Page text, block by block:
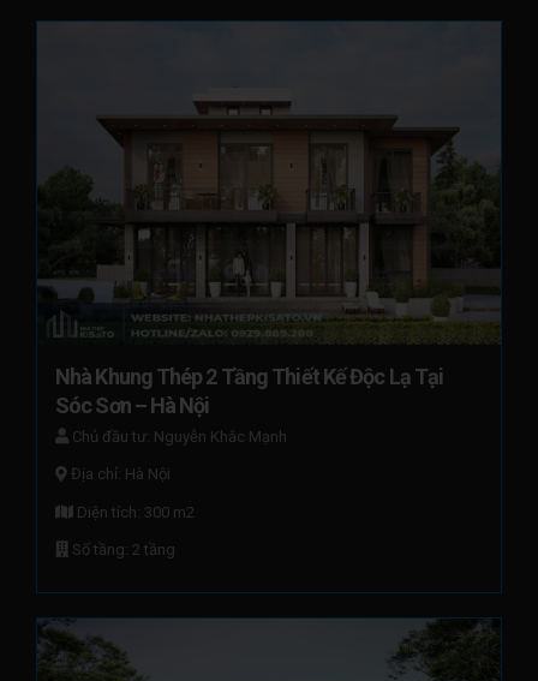
Nhà Khung Thép 2 Tầng Thiết Kế Độc Lạ Tại
Sóc Sơn – Hà Nội
Chủ đầu tư: Nguyễn Khắc Mạnh
Địa chỉ: Hà Nội
Diện tích: 300 m2
Số tầng: 2 tầng